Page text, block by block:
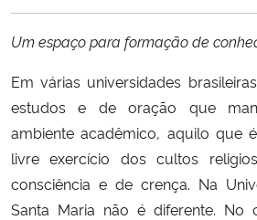
Ministério da Cidadania
Ministério de Minas e Energia
Ministério da Ciência, Tecnologia, Inovações e
Ministério do Meio Ambiente
Um espaço para formação de
Em várias universidades
estudos e de oração que
ambiente acadêmico, aquilo que
livre exercício dos cultos
consciência e de crença. Na
Santa Maria não é diferente. No